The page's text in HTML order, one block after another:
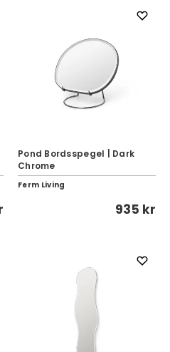
Pond Bordsspegel | Dark
Chrome
Ferm Living
935 kr